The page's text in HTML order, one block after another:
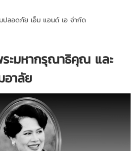
ปลอดภัย เอ็ม แอนด์ เอ จำกัด
ะมหากรุณาธิคุณ และ
อาลัย